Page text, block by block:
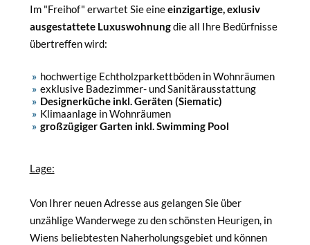
Im "Freihof" erwartet Sie eineeinzigartige, exlusiv
ausgestattete Luxuswohnungdie all Ihre Bedürfnisse
übertreffen wird:
hochwertige Echtholzparkettböden in Wohnräumen
exklusive Badezimmer- und Sanitärausstattung
Designerküche inkl. Geräten (Siematic)
Klimaanlage in Wohnräumen
großzügiger Garten inkl. Swimming Pool
Lage:
Von Ihrer neuen Adresse aus gelangen Sie über
unzählige Wanderwege zu den schönsten Heurigen, in
Wiens beliebtesten Naherholungsgebiet und können